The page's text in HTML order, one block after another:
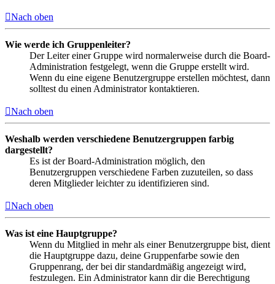
Nach oben
Wie werde ich Gruppenleiter?
Der Leiter einer Gruppe wird normalerweise durch die Board-
Administration festgelegt, wenn die Gruppe erstellt wird.
Wenn du eine eigene Benutzergruppe erstellen möchtest, dann
solltest du einen Administrator kontaktieren.
Nach oben
Weshalb werden verschiedene Benutzergruppen farbig
dargestellt?
Es ist der Board-Administration möglich, den
Benutzergruppen verschiedene Farben zuzuteilen, so dass
deren Mitglieder leichter zu identifizieren sind.
Nach oben
Was ist eine Hauptgruppe?
Wenn du Mitglied in mehr als einer Benutzergruppe bist, dient
die Hauptgruppe dazu, deine Gruppenfarbe sowie den
Gruppenrang, der bei dir standardmäßig angezeigt wird,
festzulegen. Ein Administrator kann dir die Berechtigung